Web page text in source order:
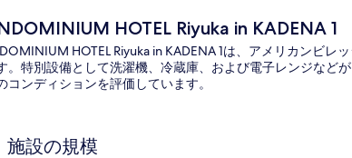
HOTEL Riyuka in KADENA 1
HOTEL Riyuka in KADENA 1は、アメリカンビレ
。特別設備として洗濯機、冷蔵庫、および電子レンジなど
コンディションを評価しています。
施設の規模